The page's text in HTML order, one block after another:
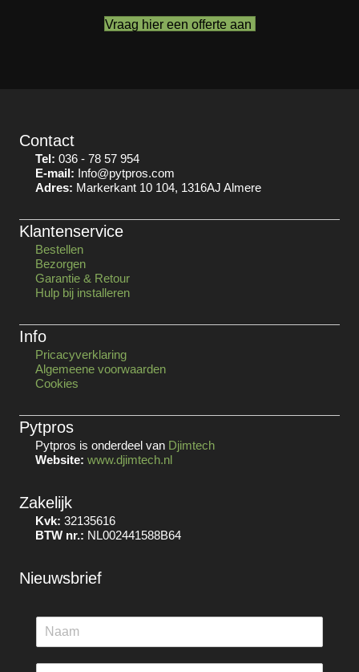
Vraag hier een offerte aan
Contact
Tel: 036 - 78 57 954
E-mail: Info@pytpros.com
Adres: Markerkant 10 104, 1316AJ Almere
Klantenservice
Bestellen
Bezorgen
Garantie & Retour
Hulp bij installeren
Info
Pricacyverklaring
Algemeene voorwaarden
Cookies
Pytpros
Pytpros is onderdeel van Djimtech
Website: www.djimtech.nl
Zakelijk
Kvk: 32135616
BTW nr.: NL002441588B64
Nieuwsbrief